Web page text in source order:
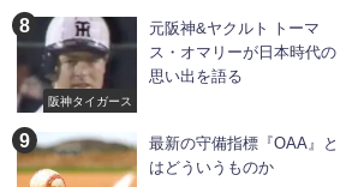
阪神タイガース
元阪神&ヤクルト トーマ
ス・オマリーが日本時代の
思い出を語る
最新の守備指標『OAA』と
はどういうものか